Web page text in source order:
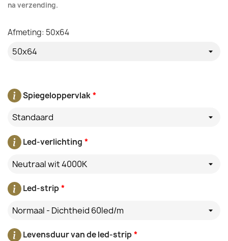
na verzending.
*
Spiegeloppervlak
Standaard
*
Led-verlichting
Neutraal wit 4000K
*
Led-strip
Normaal - Dichtheid 60led/m
*
Levensduur van de led-strip
Afmeting: 50x64